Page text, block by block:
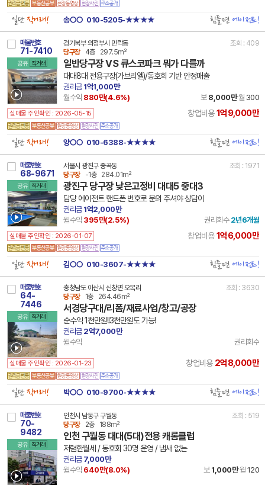
일단직거래! 송○○ 010-5205-★★★★ 힘들면에이전트!
매물번호
71-7410
공유 직거래
경기북부 의정부시 민락동
조회 : 409
당구장
4층 297.5m²
일반당구장 VS 큐스코파크 뭐가 다를까
대대8대 전용구장(가브리엘)/동호회 기반 안정매출
권리금1억1,000만
월수익 880만(4.6%) 보 8,000만 월 300
실매물 주인확인 : 2026-05-15 창업비용1억9,000만
일단직거래! 양○○ 010-6388-★★★★ 힘들면에이전트!
매물번호
68-9671
공유 직거래
서울시 광진구 중곡동
조회 : 1971
당구장
-1층 284.01m²
광진구 당구장 낮은고정비 대대5 중대3
담당 에이전트 핸드폰 번호로 문의 주셔야 상담이
권리금1억2,000만
월수익 395만(2.5%) 권리회수 2년6개월
실매물 주인확인 : 2026-01-07 창업비용1억6,000만
일단직거래! 김○○ 010-3607-★★★★ 힘들면에이전트!
매물번호
64-
7446
공유 직거래
충청남도 아산시 신창면 오목리
조회 : 3630
당구장
1층 264.46m²
서경당구대/리폼/재료사업/창고/공장
순수익 1천만원!!3천만원도 가능!
권리금2억7,000만
월수익
권리회수
실매물 주인확인 : 2026-01-23 창업비용 2억8,000만
일단직거래! 박○○ 010-9700-★★★★ 힘들면에이전트!
매물번호
70-
9482
공유 직거래
인천시 남동구 구월동
조회 : 519
당구장
2층 188m²
인천 구월동 대대(5대)전용 캐롬클럽
저렴한월세 / 동호회 30명 운영 / 냄새 없는
권리금7,000만
월수익 640만(8.0%) 보1,000만 월 120